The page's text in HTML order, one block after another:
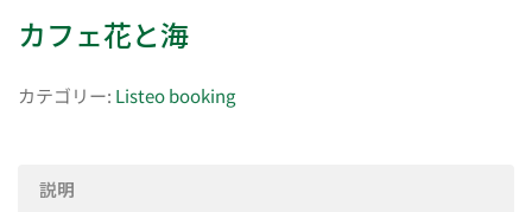
カフェ花と海
カテゴリー: Listeo booking
説明